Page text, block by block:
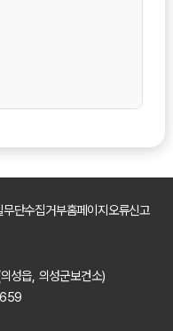
무단수집거부홈페이지오류신고
성읍, 의성군보건소)